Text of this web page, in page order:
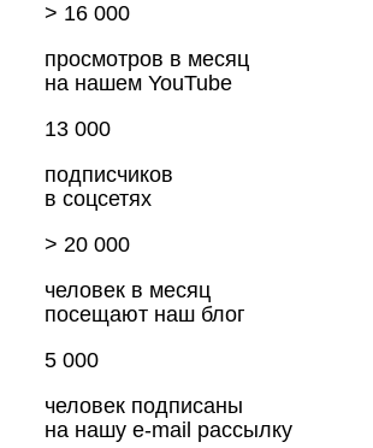
> 16 000
просмотров в месяц
на нашем YouTube
13 000
подписчиков
в соцсетях
> 20 000
человек в месяц
посещают наш блог
5 000
человек подписаны
на нашу e-mail рассылку